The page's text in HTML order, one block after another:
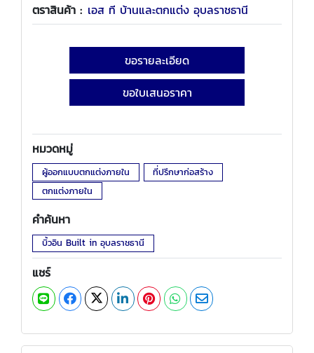
ตราสินค้า : เอส ที บ้านและตกแต่ง อุบลราชธานี
ขอรายละเอียด
ขอใบเสนอราคา
หมวดหมู่
ผู้ออกแบบตกแต่งภายใน
ที่ปรึกษาก่อสร้าง
ตกแต่งภายใน
คำค้นหา
บิ้วอิน Built in อุบลราชธานี
แชร์